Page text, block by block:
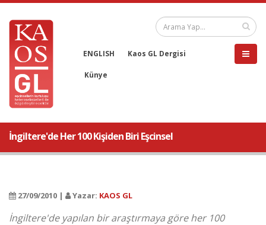
ENGLISH Kaos GL Dergisi
Künye
İngiltere'de Her 100 Kişiden Biri Eşcinsel
27/09/2010 | Yazar: KAOS GL
İngiltere'de yapılan bir araştırmaya göre her 100